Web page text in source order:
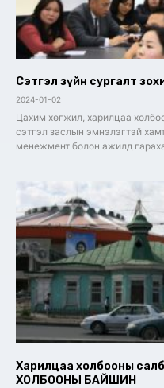
Сэтгэл зүйн сургалт
2024-01-02
Цахим хөгжил, харилцаа
сэтгэл заслын эмнэлэгтэй
менежмент болон ажилд
Харилцаа холбооны
ХОЛБООНЫ БАЙШИН